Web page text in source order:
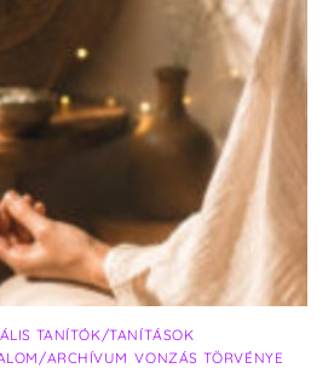
TANÍTÓK/TANÍTÁSOK
ARCHÍVUM ,VONZÁS TÖRVÉNYE